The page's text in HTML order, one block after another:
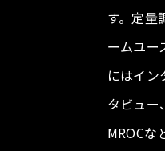
す。定量
ームユ
にはイ
タビュー
MROCな